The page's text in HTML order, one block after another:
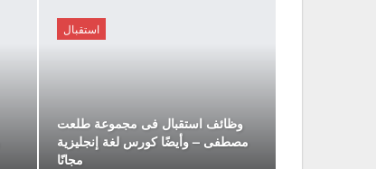
استقبال
وظائف استقبال فى مجموعة طلعت
مصطفى – وأيضًا كورس لغة إنجليزية
مجانًا